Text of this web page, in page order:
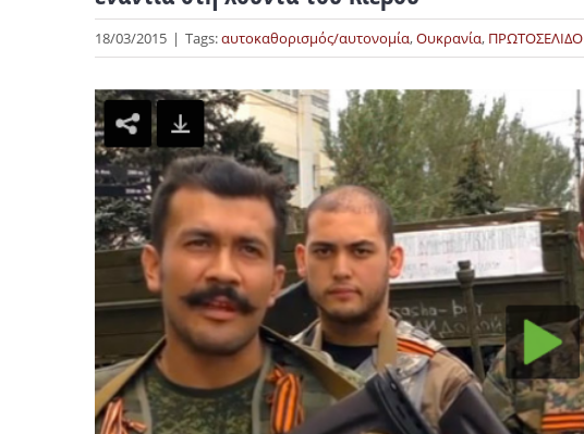
18/03/2015 | Tags:αυτοκαθορισμός/αυτονομία,Ουκρανία, ΠΡΩΤΟΣΕΛΙΔΟ
Προβολή
μεγαλύτερης
εικόνας